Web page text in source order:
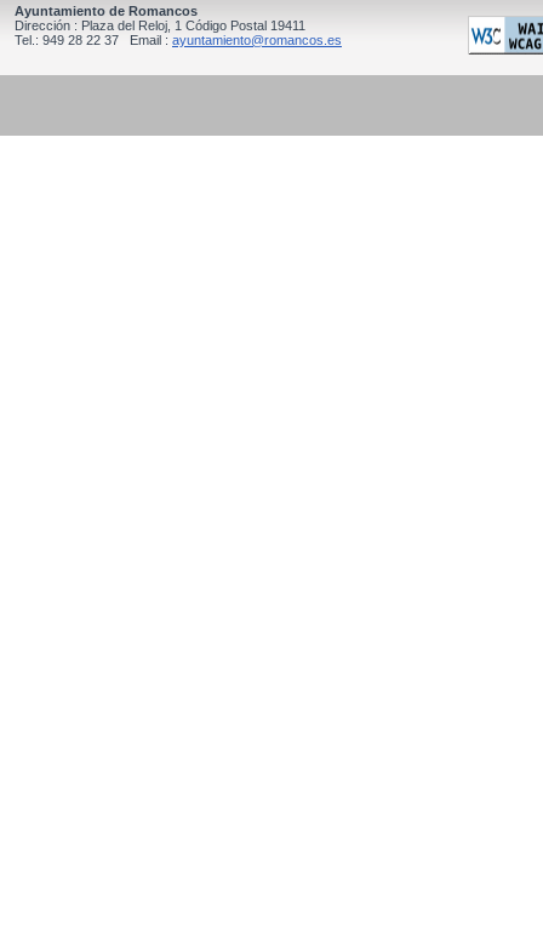
Ayuntamiento de Romancos
Dirección : Plaza del Reloj, 1 Código Postal 19411
Tel.: 949 28 22 37 Email : ayuntamiento@romancos.es